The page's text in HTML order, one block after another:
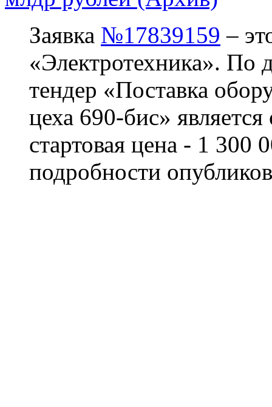
Заявка №17839159 –
«Электротехника». По
тендер «Поставка
цеха 690-бис»
стартовая цена - 1 300
подробности